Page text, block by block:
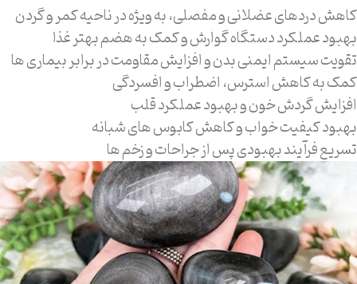
کاهش دردهای عضلانی و مفصلی، به ویژه در ناحیه کمر و گردن
بهبود عملکرد دستگاه گوارش و کمک به هضم بهتر غذا
تقویت سیستم ایمنی بدن و افزایش مقاومت در برابر بیماری ها
کمک به کاهش استرس، اضطراب و افسردگی
افزایش گردش خون و بهبود عملکرد قلب
بهبود کیفیت خواب و کاهش کابوس های شبانه
تسریع فرآیند بهبودی پس از جراحات و زخم ها